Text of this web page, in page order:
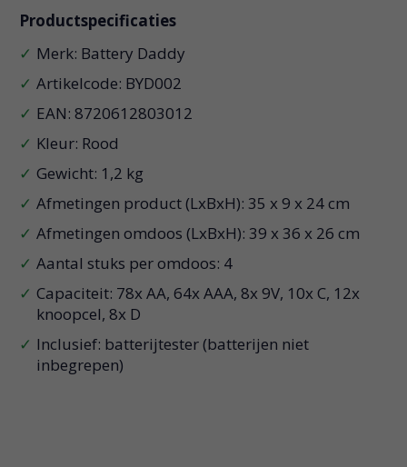
Productspecificaties
Merk: Battery Daddy
Artikelcode: BYD002
EAN: 8720612803012
Kleur: Rood
Gewicht: 1,2 kg
Afmetingen product (LxBxH): 35 x 9 x 24 cm
Afmetingen omdoos (LxBxH): 39 x 36 x 26 cm
Aantal stuks per omdoos: 4
Capaciteit: 78x AA, 64x AAA, 8x 9V, 10x C, 12x
knoopcel, 8x D
Inclusief: batterijtester (batterijen niet
inbegrepen)